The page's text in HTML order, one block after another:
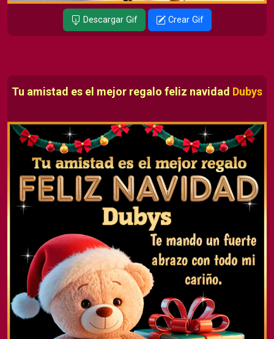
Descargar Gif Crear Gif
Tu amistad es el mejor regalo feliz navidad Dubys